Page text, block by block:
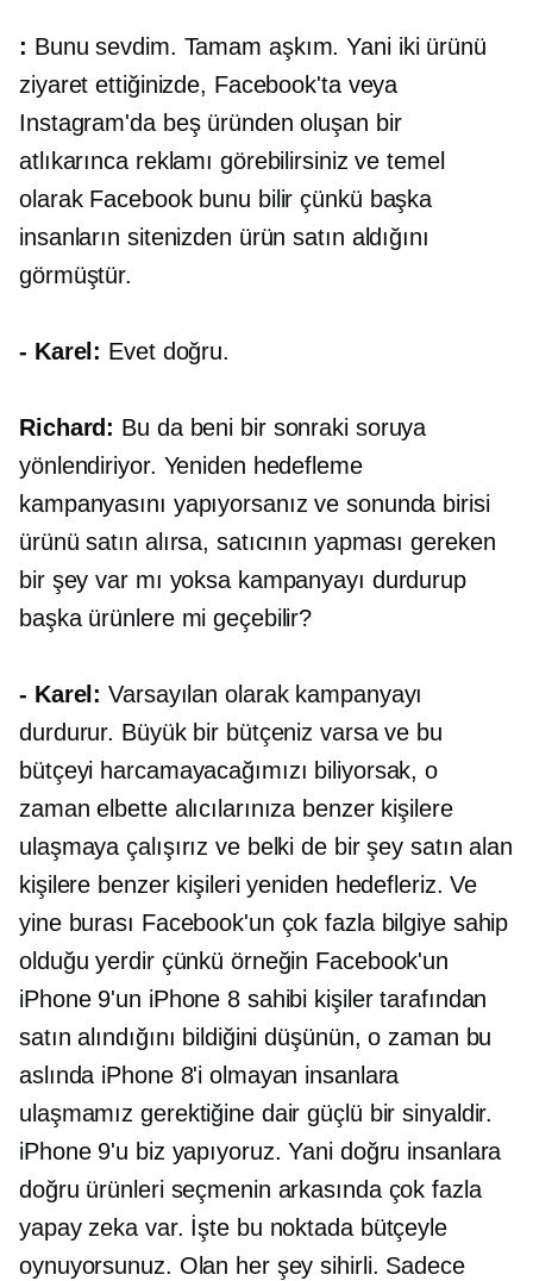
: Bunu sevdim. Tamam aşkım. Yani iki ürünü
ziyaret ettiğinizde, Facebook'ta veya
Instagram'da beş üründen oluşan bir
atlıkarınca reklamı görebilirsiniz ve temel
olarak Facebook bunu bilir çünkü başka
insanların sitenizden ürün satın aldığını
görmüştür.
- Karel: Evet doğru.
Richard: Bu da beni bir sonraki soruya
yönlendiriyor. Yeniden hedefleme
kampanyasını yapıyorsanız ve sonunda birisi
ürünü satın alırsa, satıcının yapması gereken
bir şey var mı yoksa kampanyayı durdurup
başka ürünlere mi geçebilir?
- Karel: Varsayılan olarak kampanyayı
durdurur. Büyük bir bütçeniz varsa ve bu
bütçeyi harcamayacağımızı biliyorsak, o
zaman elbette alıcılarınıza benzer kişilere
ulaşmaya çalışırız ve belki de bir şey satın alan
kişilere benzer kişileri yeniden hedefleriz. Ve
yine burası Facebook'un çok fazla bilgiye sahip
olduğu yerdir çünkü örneğin Facebook'un
iPhone 9'un iPhone 8 sahibi kişiler tarafından
satın alındığını bildiğini düşünün, o zaman bu
aslında iPhone 8'i olmayan insanlara
ulaşmamız gerektiğine dair güçlü bir sinyaldir.
iPhone 9'u biz yapıyoruz. Yani doğru insanlara
doğru ürünleri seçmenin arkasında çok fazla
yapay zeka var. İşte bu noktada bütçeyle
oynuyorsunuz. Olan her şey sihirli. Sadece